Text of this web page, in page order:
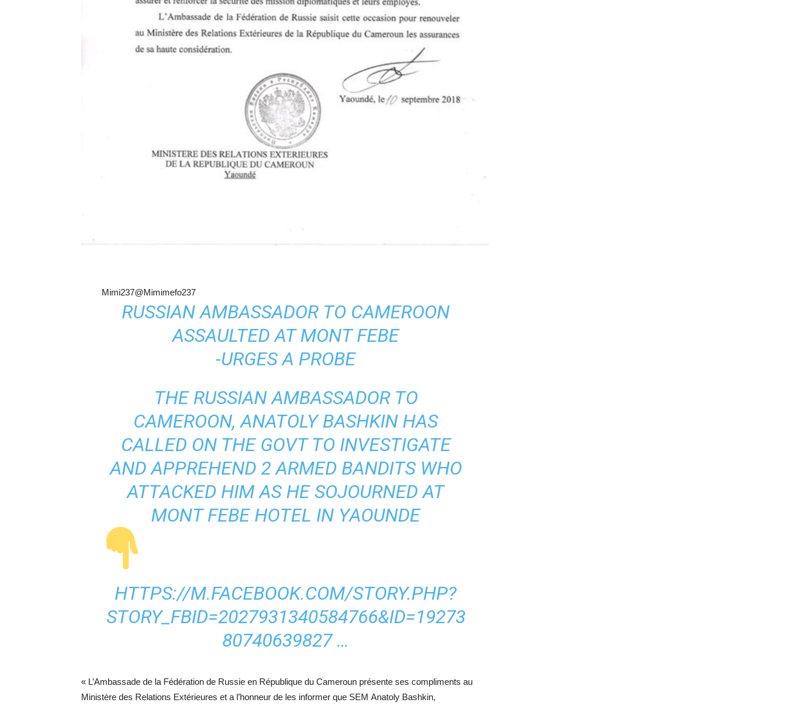
Mimi237@Mimimefo237
RUSSIAN AMBASSADOR TO CAMEROON
ASSAULTED AT MONT FEBE
-URGES A PROBE
THE RUSSIAN AMBASSADOR TO
CAMEROON, ANATOLY BASHKIN HAS
CALLED ON THE GOVT TO INVESTIGATE
AND APPREHEND 2 ARMED BANDITS WHO
ATTACKED HIM AS HE SOJOURNED AT
MONT FEBE HOTEL IN YAOUNDE
HTTPS://M.FACEBOOK.COM/STORY.PHP?
STORY_FBID=2027931340584766&ID=19273
80740639827 …
« L’Ambassade de la Fédération de Russie en République du Cameroun présente ses compliments au
Ministère des Relations Extérieures et a l’honneur de les informer que SEM Anatoly Bashkin,